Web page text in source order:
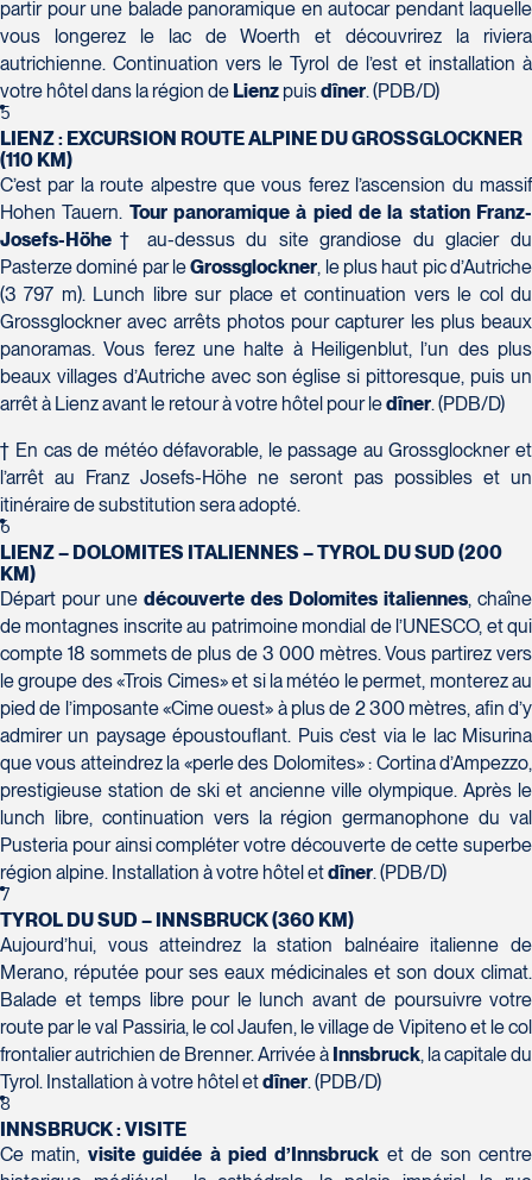
partir pour une balade panoramique en autocar pendant laquelle
vous longerez le lac de Woerth et découvrirez la riviera
autrichienne. Continuation vers le Tyrol de l’est et installation à
votre hôtel dans la région de Lienz puisdîner. (PDB/D)
5
LIENZ : EXCURSION ROUTE ALPINE DU GROSSGLOCKNER
(110 KM)
C’est par la route alpestre que vous ferez l’ascension du massif
Hohen Tauern. Tour panoramique à pied de la station Franz-
Josefs-Höhe † au-dessus du site grandiose du glacier du
Pasterze dominé par leGrossglockner, le plus haut pic d’Autriche
(3 797 m). Lunch libre sur place et continuation vers le col du
Grossglockner avec arrêts photos pour capturer les plus beaux
panoramas. Vous ferez une halte à Heiligenblut, l’un des plus
beaux villages d’Autriche avec son église si pittoresque, puis un
arrêt à Lienz avant le retour à votre hôtel pour ledîner. (PDB/D)
† En cas de météo défavorable, le passage au Grossglockner et
l’arrêt au Franz Josefs-Höhe ne seront pas possibles et un
itinéraire de substitution sera adopté.
6
LIENZ – DOLOMITES ITALIENNES – TYROL DU SUD (200
KM)
Départ pour une découverte des Dolomites italiennes, chaîne
de montagnes inscrite au patrimoine mondial de l’UNESCO, et qui
compte 18 sommets de plus de 3 000 mètres. Vous partirez vers
le groupe des «Trois Cimes» et si la météo le permet, monterez au
pied de l’imposante «Cime ouest» à plus de 2 300 mètres, afin d’y
admirer un paysage époustouflant. Puis c’est via le lac Misurina
que vous atteindrez la «perle des Dolomites» : Cortina d’Ampezzo,
prestigieuse station de ski et ancienne ville olympique. Après le
lunch libre, continuation vers la région germanophone du val
Pusteria pour ainsi compléter votre découverte de cette superbe
région alpine. Installation à votre hôtel etdîner. (PDB/D)
7
TYROL DU SUD – INNSBRUCK (360 KM)
Aujourd’hui, vous atteindrez la station balnéaire italienne de
Merano, réputée pour ses eaux médicinales et son doux climat.
Balade et temps libre pour le lunch avant de poursuivre votre
route par le val Passiria, le col Jaufen, le village de Vipiteno et le col
frontalier autrichien de Brenner. Arrivée à Innsbruck, la capitale du
Tyrol. Installation à votre hôtel etdîner. (PDB/D)
8
INNSBRUCK : VISITE
Ce matin, visite guidée à pied d’Innsbruck et de son centre
Tél : 450-774-6436 / 1-800-561-2967
Voyages CAA Brossard
8940 Boulevard Leduc - Bureau 20
Brossard
J4Y 0G4
Tél :450-465-0620 / 1-844-869-2439
Voyages Granby
157 rue Principale
Granby
J2G 2V5
Tél :
Voyages Jean-Pierre
2152 Boulevard Lapinière - Suite 104
Brossard
J4W 1L9
Tél :450-671-6654 / 1-888-461-6654
Voyages Tourbec Lapointe
1000 Boulevard Monseigneur Langlois -
Local 150
J6S 0J7
Tél :450-373-1475
Voyages CAA Québec
500 rue Bouvier - Suite 202
Québec
G2J 1E3
Voyages Émotions
2 rue Pleau
Pont-Rouge
G3H 2G2
Tél :418-873-4515
Voyages Laurier du Vallon - Siège
social
2700 Boulevard Laurier - Édifice
Champlain, bureau 5000
Québec
G1V 4K5
Tél :418-653-1882 / 1-800-640-1882
2500 rue Beaurevoir, local 340
Québec
G2C 0M4
Tél : 418-659-6650